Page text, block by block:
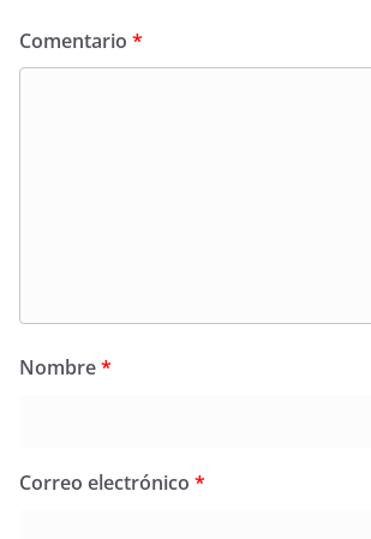
Comentario *
Nombre*
Correo electrónico *